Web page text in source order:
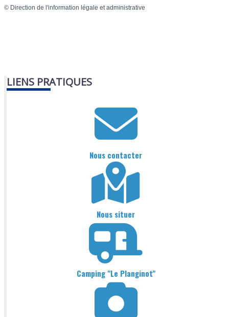
© Direction de l'information légale et administrative
LIENS PRATIQUES
Nous contacter
Nous situer
Camping "Le Planginot"